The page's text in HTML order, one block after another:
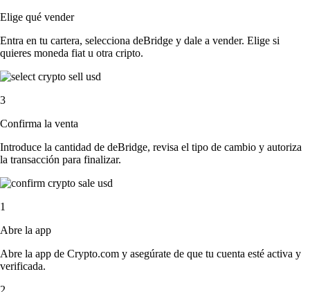
Elige qué vender
Entra en tu cartera, selecciona deBridge y dale a vender. Elige si
quieres moneda fiat u otra cripto.
3
Confirma la venta
Introduce la cantidad de deBridge, revisa el tipo de cambio y autoriza
la transacción para finalizar.
1
Abre la app
Abre la app de Crypto.com y asegúrate de que tu cuenta esté activa y
verificada.
2